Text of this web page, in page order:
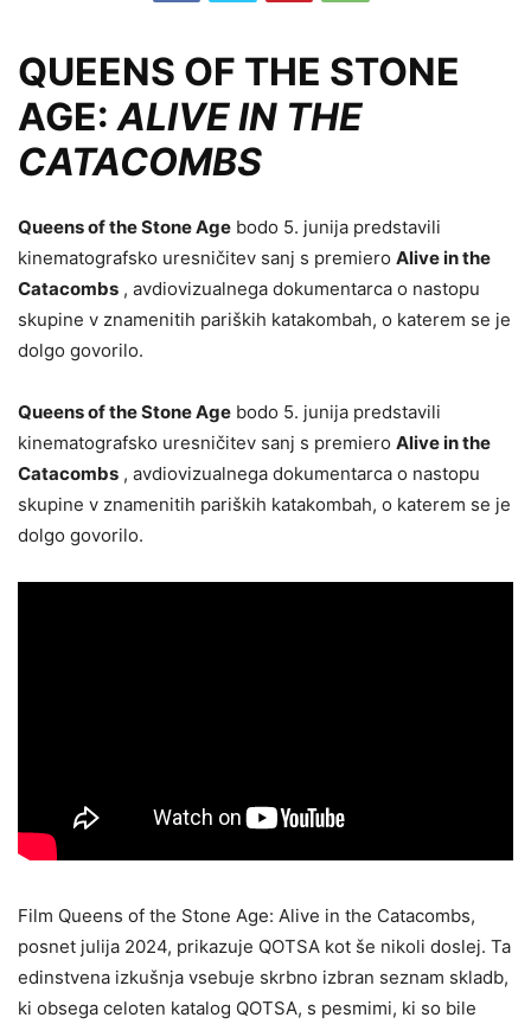
QUEENS OF THE STONE
AGE:ALIVE IN THE
CATACOMBS
Queens of the Stone Age bodo 5. junija predstavili
kinematografsko uresničitev sanj s premiero Alive in the
Catacombs , avdiovizualnega dokumentarca o nastopu
skupine v znamenitih pariških katakombah, o katerem se je
dolgo govorilo.
Queens of the Stone Age bodo 5. junija predstavili
kinematografsko uresničitev sanj s premiero Alive in the
Catacombs , avdiovizualnega dokumentarca o nastopu
skupine v znamenitih pariških katakombah, o katerem se je
dolgo govorilo.
Film Queens of the Stone Age: Alive in the Catacombs,
posnet julija 2024, prikazuje QOTSA kot še nikoli doslej. Ta
edinstvena izkušnja vsebuje skrbno izbran seznam skladb,
ki obsega celoten katalog QOTSA, s pesmimi, ki so bile